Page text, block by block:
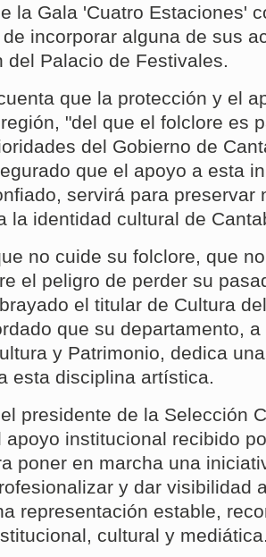
la Gala 'Cuatro Estaciones'
incorporar alguna de sus
del Palacio de Festivales.
que la protección y el
"del que el folclore es
del Gobierno de
que el apoyo a esta
servirá para preservar
la identidad cultural de
no cuide su folclore, que
el peligro de perder su
el titular de Cultura
que su departamento,
y Patrimonio, dedica
esta disciplina artística.
presidente de la Selección
apoyo institucional recibido
poner en marcha una
y dar visibilidad
representación estable,
cultural y